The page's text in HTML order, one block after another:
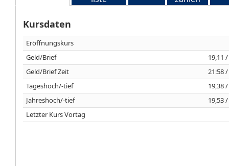
Kursdaten
Eröffnungskurs
Geld/Brief
19,11
Geld/Brief Zeit
21:58
Tageshoch/-tief
19,38
Jahreshoch/-tief
19,53
Letzter Kurs Vortag